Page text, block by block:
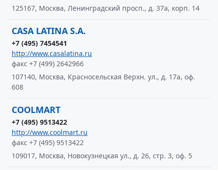
125167, Москва, Ленинградский просп., д. 37а, корп. 14
CASA LATINA S.A.
+7 (495) 7454541
http://www.casalatina.ru
факс +7 (499) 2642966
107140, Москва, Красносельская Верхн. ул., д. 17а, оф.
608
COOLMART
+7 (495) 9513422
http://www.coolmart.ru
факс +7 (495) 9513422
109017, Москва, Новокузнецкая ул., д. 26, стр. 3, оф. 5